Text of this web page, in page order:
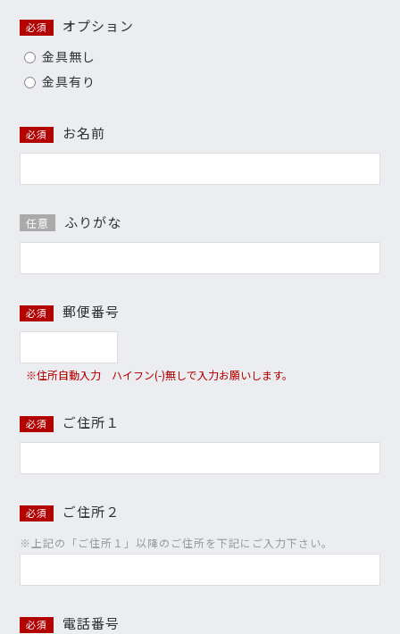
必須 オプション
金具無し
金具有り
必須 お名前
任意 ふりがな
必須 郵便番号
※住所自動入力 ハイフン(-)無しで入力お願いします。
必須 ご住所１
必須 ご住所２
※上記の「ご住所１」以降のご住所を下記にご入力下さい。
必須 電話番号